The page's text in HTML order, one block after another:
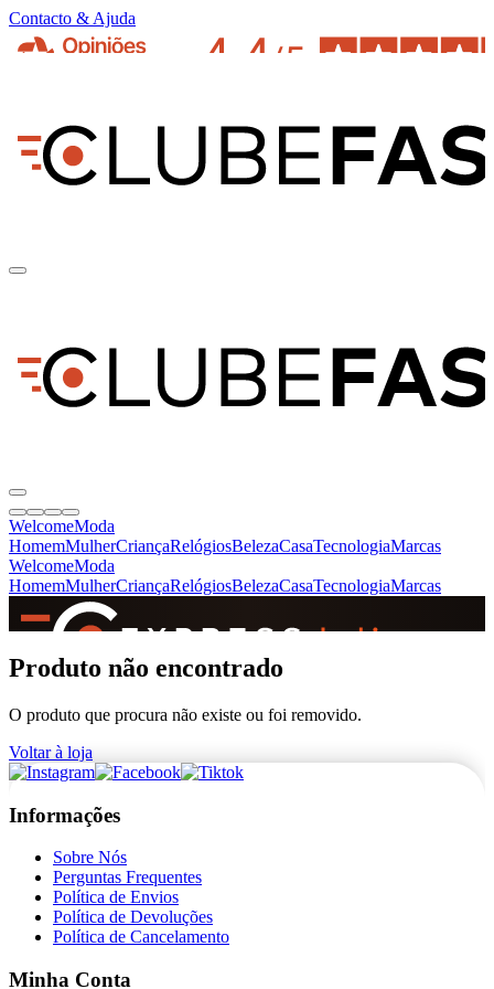
Contacto & Ajuda
WelcomeModa
HomemMulherCriançaRelógiosBelezaCasaTecnologiaMarcas
WelcomeModa
HomemMulherCriançaRelógiosBelezaCasaTecnologiaMarcas
+de 36.000 reviews
Produto não encontrado
O produto que procura não existe ou foi removido.
Voltar à loja
Informações
Sobre Nós
Perguntas Frequentes
Política de Envios
Política de Devoluções
Política de Cancelamento
Minha Conta